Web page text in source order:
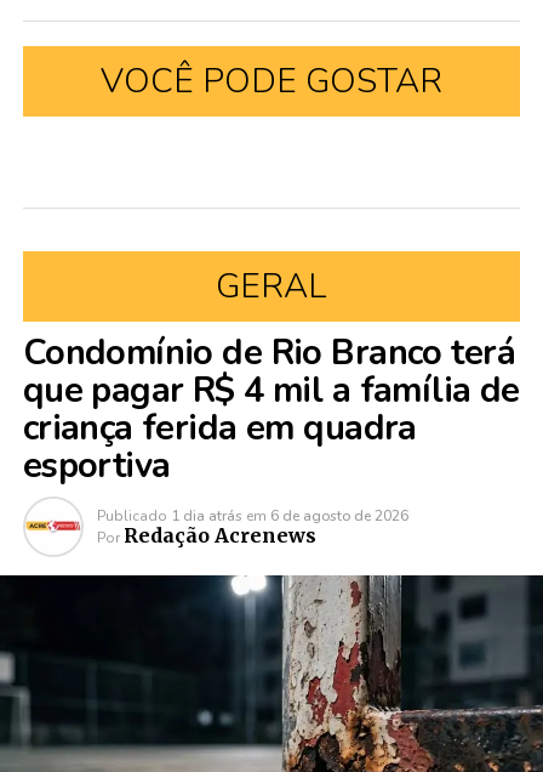
VOCÊ PODE GOSTAR
GERAL
Condomínio de Rio Branco terá
que pagar R$ 4 mil a família de
criança ferida em quadra
esportiva
Publicado 1 dia atrás em 6 de agosto de 2026
Por Redação Acrenews